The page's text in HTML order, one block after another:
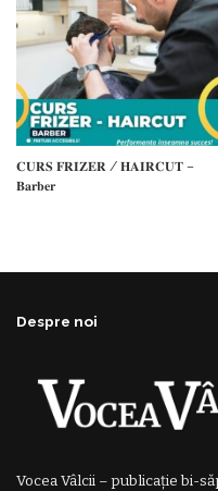
𝐂𝐔𝐑𝐒 𝐅𝐑𝐈𝐙𝐄𝐑 / 𝐇𝐀𝐈𝐑𝐂𝐔𝐓 –
𝐁𝐚𝐫𝐛𝐞𝐫
Despre noi
Vocea Vâlcii – publicație bi-